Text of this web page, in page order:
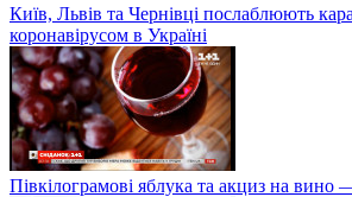
Київ, Львів та Чернівці послаблюють
коронавірусом в Україні
Півкілограмові яблука та акциз на